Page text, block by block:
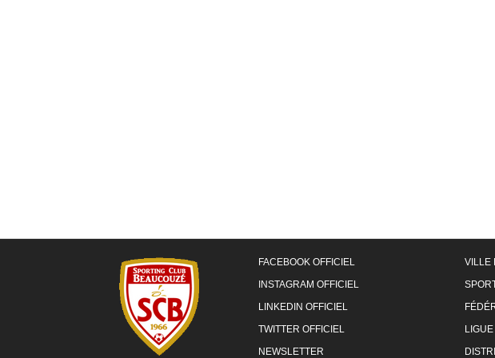
FACEBOOK OFFICIEL
INSTAGRAM OFFICIEL
LINKEDIN OFFICIEL
TWITTER OFFICIEL
NEWSLETTER
VILLE